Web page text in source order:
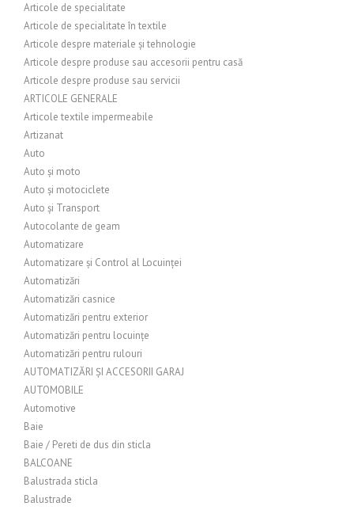
Articole de specialitate
Articole de specialitate în textile
Articole despre materiale și tehnologie
Articole despre produse sau accesorii pentru casă
Articole despre produse sau servicii
ARTICOLE GENERALE
Articole textile impermeabile
Artizanat
Auto
Auto și moto
Auto și motociclete
Auto și Transport
Autocolante de geam
Automatizare
Automatizare și Control al Locuinței
Automatizări
Automatizări casnice
Automatizări pentru exterior
Automatizări pentru locuințe
Automatizări pentru rulouri
AUTOMATIZĂRI ȘI ACCESORII GARAJ
AUTOMOBILE
Automotive
Baie
Baie / Pereti de dus din sticla
BALCOANE
Balustrada sticla
Balustrade